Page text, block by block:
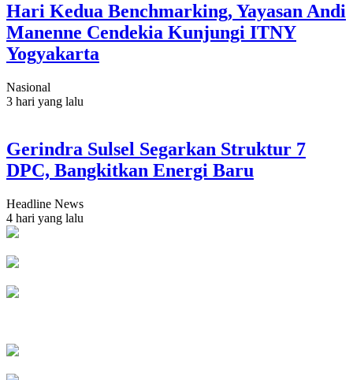
Hari Kedua Benchmarking, Yayasan Andi
Manenne Cendekia Kunjungi ITNY
Yogyakarta
Nasional
3 hari yang lalu
Gerindra Sulsel Segarkan Struktur 7
DPC, Bangkitkan Energi Baru
Headline News
4 hari yang lalu